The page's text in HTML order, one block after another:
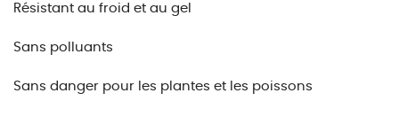
Résistant au froid et au gel
Sans polluants
Sans danger pour les plantes et les poissons